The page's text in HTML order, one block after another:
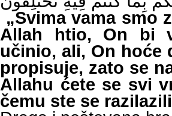
„Svima vama smo
Allah htio, On bi
učinio, ali, On hoće
propisuje, zato se
Allahu ćete se svi
čemu ste se